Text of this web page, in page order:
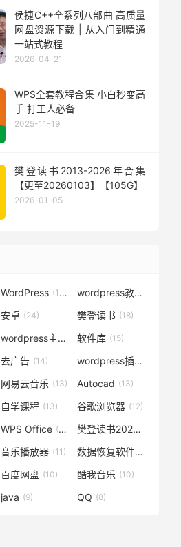
侯捷C++全系列八部曲 高质量
网盘资源下载 | 从入门到精通
一站式教程
2026-04-21
WPS全套教程合集 小白秒变高
手 打工人必备
2025-11-19
樊登读书2013-2026年合集
【更至20260103】【105G】
2026-01-05
WordPress (119) wordpress教程
安卓 (24) 樊登读书 (18)
wordpress主题 (15)
软件库 (15)
去广告 (14) wordpress插件
网易云音乐 (13) Autocad (13)
自学课程 (13) 谷歌浏览器 (12)
WPS Office (12) 樊登读书2020
音乐播放器 (11) 数据恢复软件(11)
百度网盘 (10) 酷我音乐 (10)
(10)
java (9) QQ (8)